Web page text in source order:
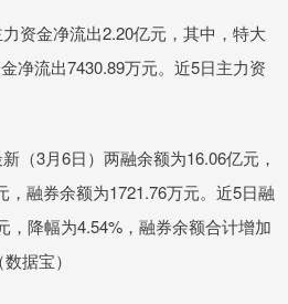
资金净流出2.20亿元，其中，特大
净流出7430.89万元。近5日主力资
（3月6日）两融余额为16.06亿元，
，融券余额为1721.76万元。近5日融
，降幅为4.54%，融券余额合计增加
据宝）